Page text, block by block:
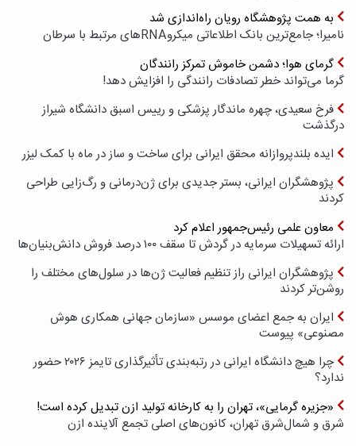
به همت پژوهشگاه رویان راه‌اندازی شد
نامیرا؛ جامع‌ترین بانک اطلاعاتی میکروRNAهای مرتبط با سرطان
گرمای هوا؛ دشمن خاموش تمرکز رانندگان
گرما می‌تواند خطر تصادفات رانندگی را افزایش دهد!
فرخ سعیدی، چهره ماندگار پزشکی و رییس اسبق دانشگاه شیراز
درگذشت
ایده بلندپروازانه محقق ایرانی برای ساخت و ساز در ماه با کمک لیزر
پژوهشگران ایرانی، بستر جدیدی برای ژن‌درمانی و رگ‌زایی طراحی
کردند
معاون علمی رئیس‌جمهور اعلام کرد
ارائه تسهیلات سرمایه در گردش تا سقف ۱۰۰ درصد فروش دانش‌بنیان‌ها
پژوهشگران ایرانی راز تنظیم فعالیت ژن‌ها در سلول‌های مختلف را
روشن‌تر کردند
ایران به جمع اعضای موسس «سازمان جهانی همکاری هوش
مصنوعی» پیوست
چرا هیچ دانشگاه ایرانی در رتبه‌بندی تأثیرگذاری تایمز ۲۰۲۶ حضور
ندارد؟
«جزیره گرمایی»، تهران را به کارخانه تولید ازن تبدیل کرده است!
شرق و شمال‌شرق تهران، کانون‌های اصلی تجمع آلاینده ازن